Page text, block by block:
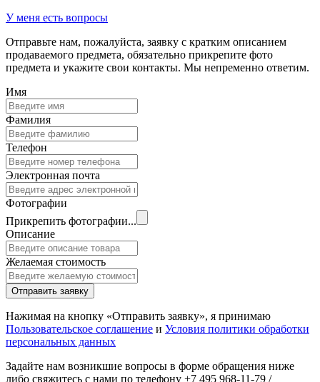
У меня есть вопросы
Отправьте нам, пожалуйста, заявку с кратким описанием
продаваемого предмета, обязательно прикрепите фото
предмета и укажите свои контакты. Мы непременно ответим.
Имя
Фамилия
Телефон
Электронная почта
Фотографии
Прикрепить фотографии...
Описание
Желаемая стоимость
Отправить заявку
Нажимая на кнопку «Отправить заявку», я принимаю
Пользовательское соглашение и Условия политики обработки
персональных данных
Задайте нам возникшие вопросы в форме обращения ниже
либо свяжитесь с нами по телефону +7 495 968-11-79 /